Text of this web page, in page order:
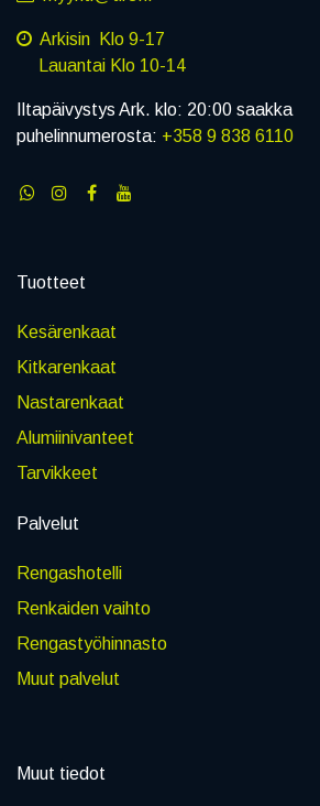
Arkisin Klo 9-17
Lauantai Klo 10-14
Iltapäivystys Ark. klo: 20:00 saakka
puhelinnumerosta: +358 9 838 6110
Tuotteet
Kesärenkaat
Kitkarenkaat
Nastarenkaat
Alumiinivanteet
Tarvikkeet
Palvelut
Rengashotelli
Renkaiden vaihto
Rengastyöhinnasto
Muut palvelut
Muut tiedot